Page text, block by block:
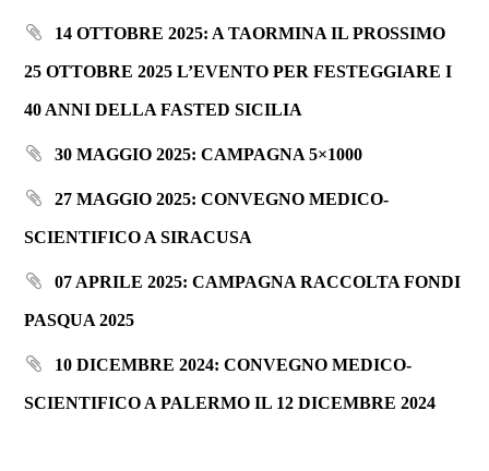
14 OTTOBRE 2025: A TAORMINA IL PROSSIMO
25 OTTOBRE 2025 L’EVENTO PER FESTEGGIARE I
40 ANNI DELLA FASTED SICILIA
30 MAGGIO 2025: CAMPAGNA 5×1000
27 MAGGIO 2025: CONVEGNO MEDICO-
SCIENTIFICO A SIRACUSA
07 APRILE 2025: CAMPAGNA RACCOLTA FONDI
PASQUA 2025
10 DICEMBRE 2024: CONVEGNO MEDICO-
SCIENTIFICO A PALERMO IL 12 DICEMBRE 2024